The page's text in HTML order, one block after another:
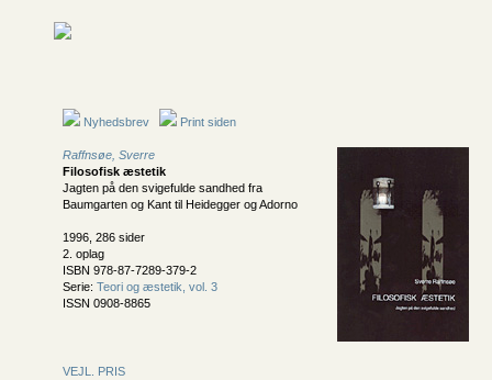
Nyhedsbrev Print siden
Raffnsøe, Sverre
Filosofisk æstetik
Jagten på den svigefulde sandhed fra
Baumgarten og Kant til Heidegger og Adorno
1996, 286 sider
2. oplag
ISBN 978-87-7289-379-2
Serie: Teori og æstetik, vol. 3
ISSN 0908-8865
VEJL. PRIS